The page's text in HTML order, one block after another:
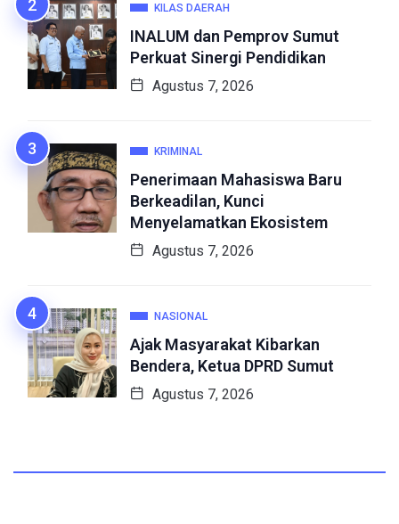
KILAS DAERAH
INALUM dan Pemprov Sumut
Perkuat Sinergi Pendidikan
Agustus 7, 2026
KRIMINAL
Penerimaan Mahasiswa Baru
Berkeadilan, Kunci
Menyelamatkan Ekosistem
Agustus 7, 2026
NASIONAL
Ajak Masyarakat Kibarkan
Bendera, Ketua DPRD Sumut
Agustus 7, 2026